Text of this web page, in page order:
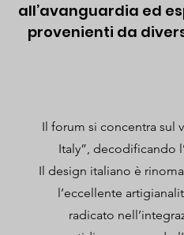
all’avanguardia ed
provenienti da
Il forum si concentra sul
Italy”, decodificando
Il design italiano è
l’eccellente
radicato